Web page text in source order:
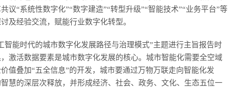
议“系统性数字化”“数字建造”“转型升级”“智能技术”“业务平台”等
及经验交流，赋能行业数字化转型。
能时代的城市数字化发展路径与治理模式”主题进行主旨报告时
激活数据要素是城市数字化发展的核心。城市智能化需要全空域
值叠加“五全信息”的开发，城市要通过万物万联走向智能化发
慧的深层次释放，并形成经济、社会、政务、文化、生态五位一